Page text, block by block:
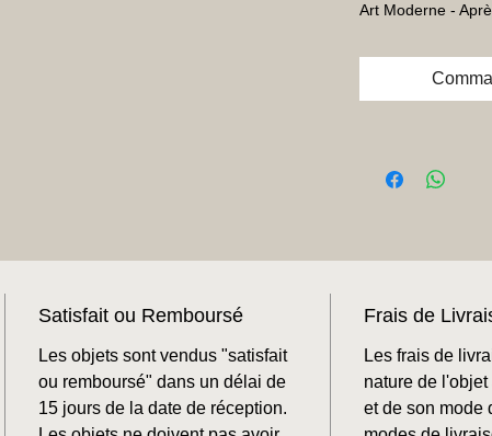
Art Moderne -
Satisfait ou Remboursé
Les objets sont vendus "satisfait
ou remboursé" dans un délai de
15 jours de la date de réception.
Frais de
Les frais de
nature de
et de son mode